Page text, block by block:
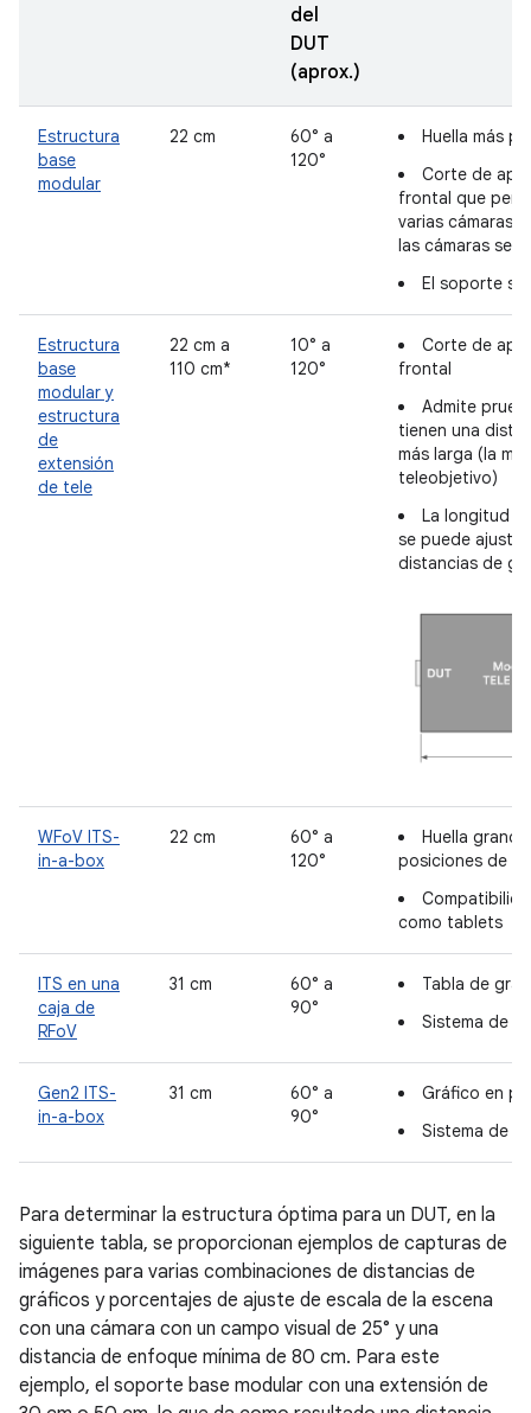
del
DUT
(aprox.)
Estructura
base
modular
22 cm
60° a
120°
Huella más
Corte de
frontal que
varias cámaras
las cámaras
El soporte
Estructura
base
modular y
estructura
de
extensión
de tele
22 cm a
110 cm*
10° a
120°
Corte de
frontal
Admite
tienen una
más larga (la
teleobjetivo)
La longitud
se puede
distancias de
WFoV ITS-
in-a-box
22 cm
60° a
120°
Huella
posiciones de
como tablets
ITS en una
caja de
RFoV
31 cm
60° a
90°
Tabla de
Sistema de
Gen2 ITS-
in-a-box
31 cm
60° a
90°
Gráfico en
Sistema de
Para determinar la estructura óptima para un DUT, en la
siguiente tabla, se proporcionan ejemplos de capturas de
imágenes para varias combinaciones de distancias de
gráficos y porcentajes de ajuste de escala de la escena
con una cámara con un campo visual de 25° y una
distancia de enfoque mínima de 80 cm. Para este
ejemplo, el soporte base modular con una extensión de